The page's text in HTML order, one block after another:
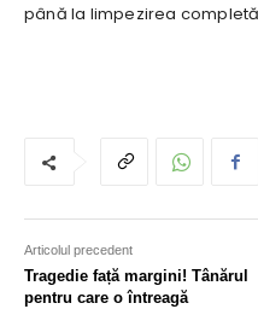
până la limpezirea
Articolul precedent
Tragedie față margini! Tânărul
pentru care o întreagă